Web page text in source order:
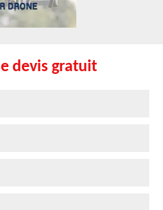
devis gratuit